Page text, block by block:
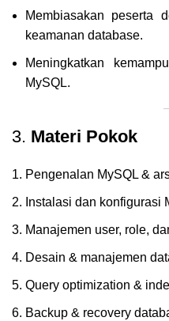
Membiasakan peserta
keamanan database.
Meningkatkan
MySQL.
3. Materi Pokok
Pengenalan MySQL &
Instalasi dan konfigurasi
Manajemen user, role,
Desain & manajemen
Query optimization &
Backup & recovery